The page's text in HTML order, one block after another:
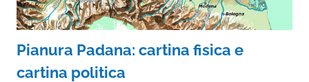
Pianura Padana: cartina fisica e
cartina politica